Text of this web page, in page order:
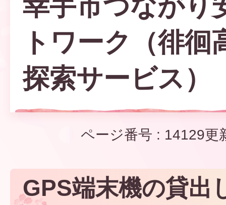
トワーク（徘徊
探索サービス）
ページ番号 : 14129更
GPS端末機の貸出